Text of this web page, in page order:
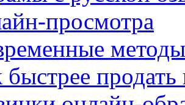
просмотра
быстрее